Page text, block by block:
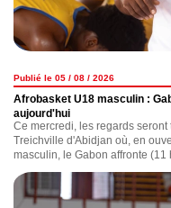
Publié le 05 / 08 / 2026
Afrobasket U18 masculin :
aujourd'hui
Ce mercredi, les regards
Treichville d'Abidjan où, en
masculin, le Gabon affronte